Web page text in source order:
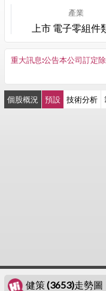
產業
上市 電子零組件
重大訊息:公告本公司訂定
個股概況 預設 技術分析
健策 (3653)走勢圖